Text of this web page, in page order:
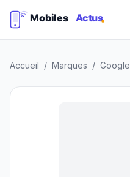
Accueil / Marques / Google